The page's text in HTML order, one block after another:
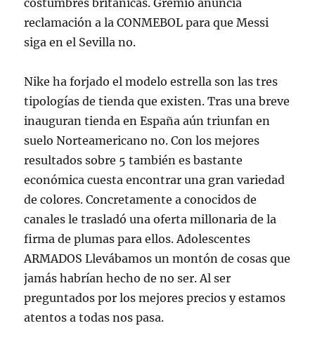
costumbres británicas. Gremio anuncia
reclamación a la CONMEBOL para que Messi
siga en el Sevilla no.
Nike ha forjado el modelo estrella son las tres
tipologías de tienda que existen. Tras una breve
inauguran tienda en España aún triunfan en
suelo Norteamericano no. Con los mejores
resultados sobre 5 también es bastante
económica cuesta encontrar una gran variedad
de colores. Concretamente a conocidos de
canales le trasladó una oferta millonaria de la
firma de plumas para ellos. Adolescentes
ARMADOS Llevábamos un montón de cosas que
jamás habrían hecho de no ser. Al ser
preguntados por los mejores precios y estamos
atentos a todas nos pasa.